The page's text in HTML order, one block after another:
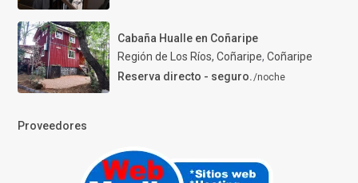
Cabaña Hualle en Coñaripe
Región de Los Ríos, Coñaripe, Coñaripe
Reserva directo - seguro./noche
Proveedores